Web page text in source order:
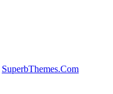
SuperbThemes.Com